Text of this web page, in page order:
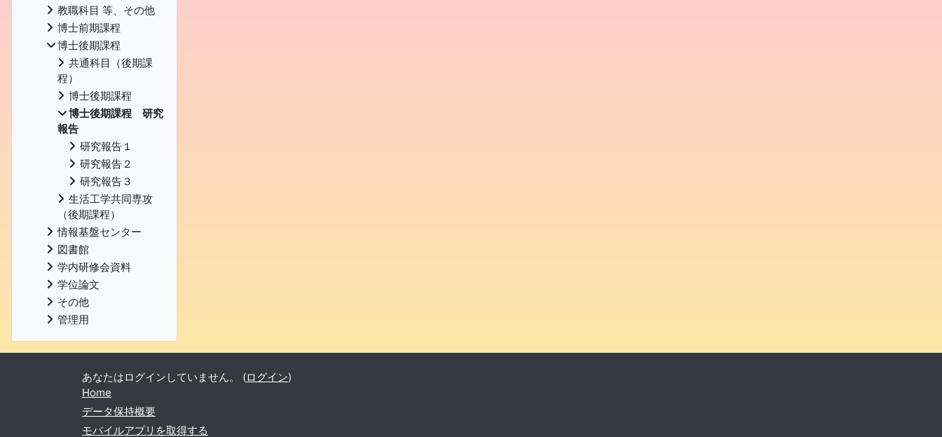
教職科目 等、その他
博士前期課程
博士後期課程
共通科目（後期課
程）
博士後期課程
博士後期課程 研究
報告
研究報告１
研究報告２
研究報告３
生活工学共同専攻
（後期課程）
情報基盤センター
図書館
学内研修会資料
学位論文
その他
管理用
あなたはログインしていません。 (ログイン)
Home
データ保持概要
モバイルアプリを取得する